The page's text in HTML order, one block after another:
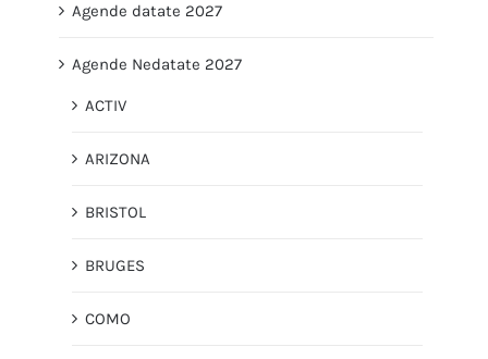
Agende datate 2027
Agende Nedatate 2027
ACTIV
ARIZONA
BRISTOL
BRUGES
COMO